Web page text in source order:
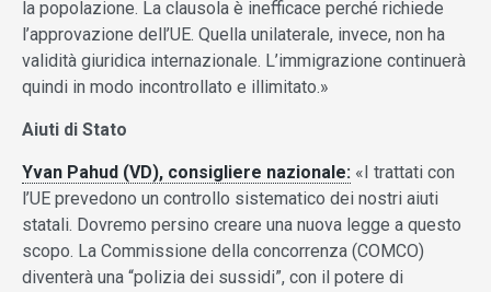
la popolazione. La clausola è inefficace perché richiede
l’approvazione dell’UE. Quella unilaterale, invece, non ha
validità giuridica internazionale. L’immigrazione continuerà
quindi in modo incontrollato e illimitato.»
Aiuti di Stato
Yvan Pahud (VD), consigliere nazionale: «I trattati con
l’UE prevedono un controllo sistematico dei nostri aiuti
statali. Dovremo persino creare una nuova legge a questo
scopo. La Commissione della concorrenza (COMCO)
diventerà una “polizia dei sussidi”, con il potere di